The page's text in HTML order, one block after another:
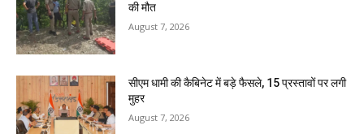
की मौत
August 7, 2026
सीएम धामी की कैबिनेट में बड़े फैसले, 15 प्रस्तावों पर लगी
मुहर
August 7, 2026